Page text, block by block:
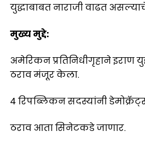
युद्धाबाबत नाराजी वाढत
मुख्य मुद्दे:
अमेरिकन प्रतिनिधीगृहाने इराण
ठराव मंजूर केला.
4 रिपब्लिकन सदस्यांनी
ठराव आता सिनेटकडे जाणार.